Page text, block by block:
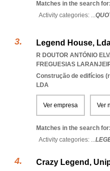
Matches in the search for:
Activity categories: ...
Legend House,
R DOUTOR ANTÓNIO
FREGUESIAS
Construção de edifícios
LDA
Ver empresa Ver
Matches in the search for:
Activity categories: ...
Crazy Legend,